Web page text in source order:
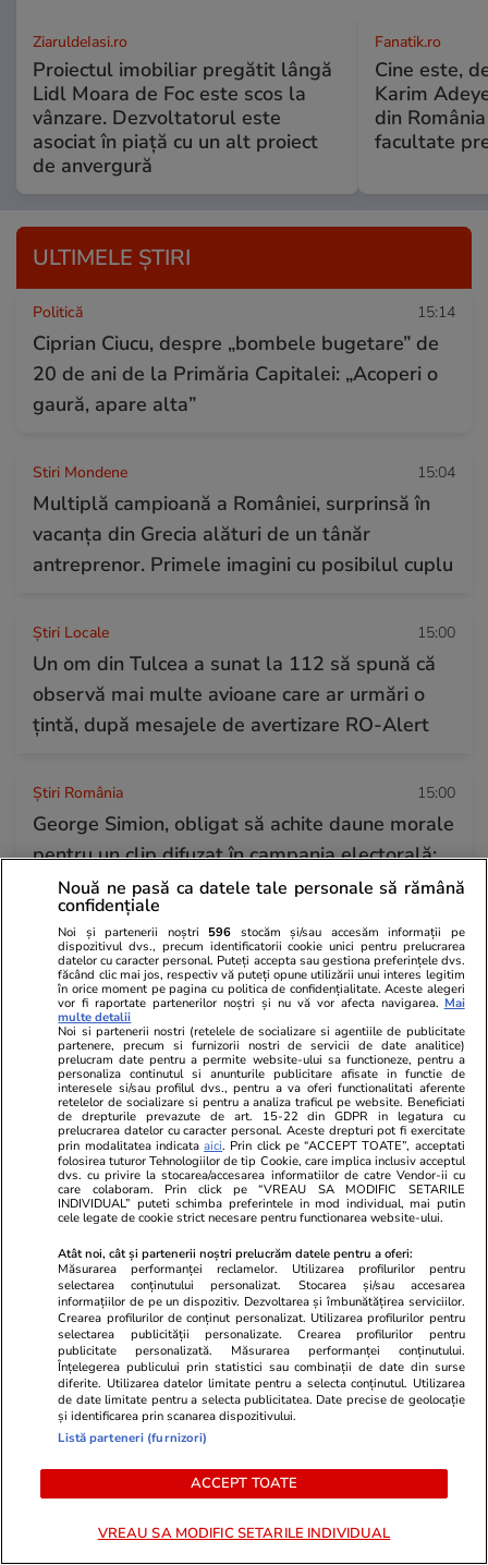
ZiaruldeIasi.ro
Proiectul imobiliar pregătit lângă
Lidl Moara de Foc este scos la
vânzare. Dezvoltatorul este
asociat în piață cu un alt proiect
de anvergură
Fanatik.ro
Cine este,
Karim
din
facultate
ULTIMELE ȘTIRI
Politică 15:14
Ciprian Ciucu, despre „bombele bugetare” de
20 de ani de la Primăria Capitalei: „Acoperi o
gaură, apare alta”
Stiri Mondene 15:04
Multiplă campioană a României, surprinsă în
vacanța din Grecia alături de un tânăr
antreprenor. Primele imagini cu posibilul cuplu
Știri Locale 15:00
Un om din Tulcea a sunat la 112 să spună că
observă mai multe avioane care ar urmări o
țintă, după mesajele de avertizare RO-Alert
Știri România 15:00
George Simion, obligat să achite daune morale
pentru un clip difuzat în campania electorală:
„Votați pe cine vreți, dar nu PSD-ul!”. Aceeași
reclamantă l-a dat în judecată și pe Fritz
Citește mai multe
TRENDING
Știri România 14:59
Prima dronă doborâtă în spațiul aerian
românesc de un pilot român de F-16. Anunțul
făcut de președintele Nicușor Dan
Știri România 10:14
Cutremur vineri dimineața în România: unde s-
a produs seismul
Horoscop 12:00
Horoscop Urania | Previziuni astrologice pentru
Nouă ne pasă ca datele tale personale să rămână
confidențiale
Noi și partenerii noștri 596 stocăm și/sau accesăm informații pe
dispozitivul dvs., precum identificatorii cookie unici pentru prelucrarea
datelor cu caracter personal. Puteți accepta sau gestiona preferințele dvs.
făcând clic mai jos, respectiv vă puteți opune utilizării unui interes legitim
în orice moment pe pagina cu politica de confidențialitate. Aceste alegeri
vor fi raportate partenerilor noștri și nu vă vor afecta navigarea. Mai
multe detalii
Noi si partenerii nostri (retelele de socializare si agentiile de publicitate
partenere, precum si furnizorii nostri de servicii de date analitice)
prelucram date pentru a permite website-ului sa functioneze, pentru a
personaliza continutul si anunturile publicitare afisate in functie de
interesele si/sau profilul dvs., pentru a va oferi functionalitati aferente
retelelor de socializare si pentru a analiza traficul pe website. Beneficiati
de drepturile prevazute de art. 15-22 din GDPR in legatura cu
prelucrarea datelor cu caracter personal. Aceste drepturi pot fi exercitate
prin modalitatea indicataaici. Prin click pe “ACCEPT TOATE”, acceptati
folosirea tuturor Tehnologiilor de tip Cookie, care implica inclusiv acceptul
dvs. cu privire la stocarea/accesarea informatiilor de catre Vendor-ii cu
care colaboram. Prin click pe “VREAU SA MODIFIC SETARILE
INDIVIDUAL” puteti schimba preferintele in mod individual, mai putin
cele legate de cookie strict necesare pentru functionarea website-ului.
Atât noi, cât și partenerii noștri prelucrăm datele pentru a oferi:
Măsurarea performanței reclamelor. Utilizarea profilurilor pentru
selectarea conținutului personalizat. Stocarea și/sau accesarea
informațiilor de pe un dispozitiv. Dezvoltarea și îmbunătățirea serviciilor.
Crearea profilurilor de conținut personalizat. Utilizarea profilurilor pentru
selectarea publicității personalizate. Crearea profilurilor pentru
publicitate personalizată. Măsurarea performanței conținutului.
Înțelegerea publicului prin statistici sau combinații de date din surse
diferite. Utilizarea datelor limitate pentru a selecta conținutul. Utilizarea
de date limitate pentru a selecta publicitatea. Date precise de geolocație
și identificarea prin scanarea dispozitivului.
Listă parteneri (furnizori)
ACCEPT TOATE
VREAU SA MODIFIC SETARILE INDIVIDUAL